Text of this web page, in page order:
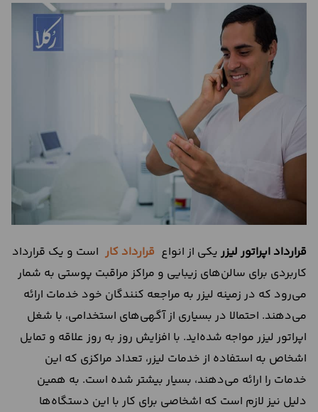
ما
قرارداد اپراتور لیزر یکی از انواع قرارداد کار است و یک قرارداد
کاربردی برای سالن‌های زیبایی و مراکز مراقبت پوستی به شمار
می‌رود که در زمینه لیزر به مراجعه کنندگان خود خدمات ارائه
می‌دهند. احتمالا در بسیاری از آگهی‌های استخدامی، با شغل
اپراتور لیزر مواجه شده‌اید. با افزایش روز به روز علاقه و تمایل
اشخاص به استفاده از خدمات لیزر، تعداد مراکزی که این
خدمات را ارائه می‌دهند، بسیار بیشتر شده است. به همین
دلیل نیز لازم است که اشخاصی برای کار با این دستگاه‌ها